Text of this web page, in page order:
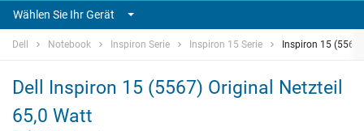
Wählen Sie Ihr Gerät
Dell Notebook Inspiron Serie Inspiron 15 Serie Inspiron 15 (5567)
Dell Inspiron 15 (5567) Original Netzteil
65,0 Watt